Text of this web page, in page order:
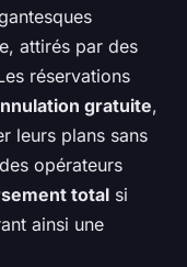
attirés par des
réservations
gratuite,
leurs plans sans
opérateurs
total si
ainsi une